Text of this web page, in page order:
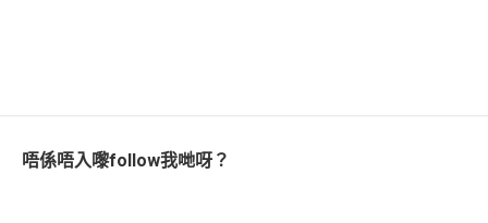
唔係唔入嚟follow我哋呀？